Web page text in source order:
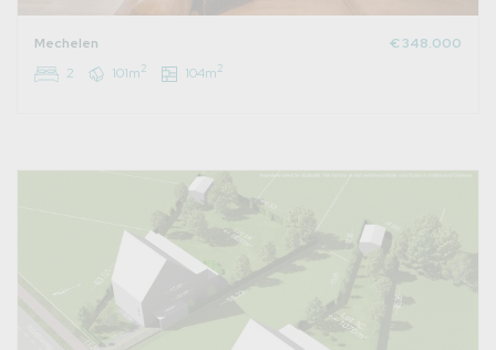
Mechelen
€ 348.000
2
101m2 104m2